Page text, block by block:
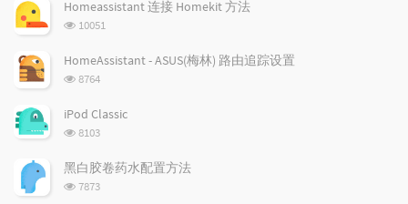
Homeassistant 连接 Homekit 方法
浏
次
10051
HomeAssistant - ASUS(梅林) 路由追踪设置
浏
次
8764
iPod Classic
浏
次
数:
8103
黑白胶卷药水配置方法
浏
7873